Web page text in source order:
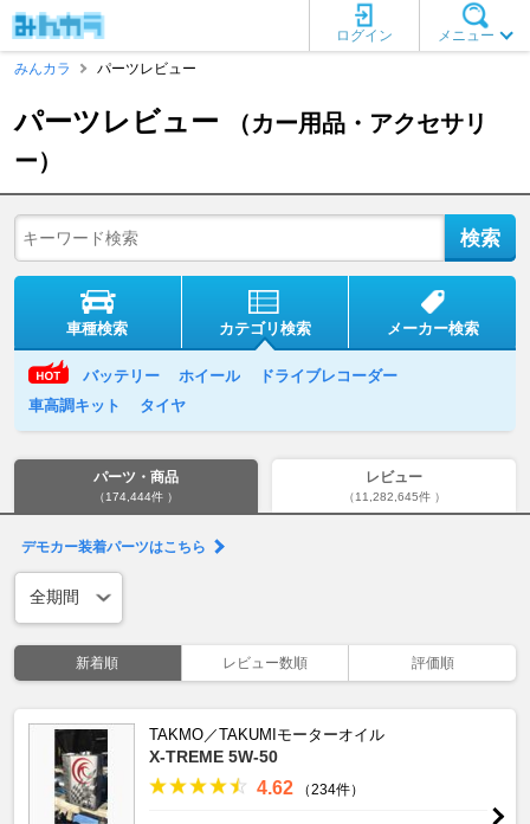
メニュー
ログイン
みんカラ
パーツレビュー
パーツレビュー
（カー用品・アクセサリ
ー）
車種検索 カテゴリ検索 メーカー検索
バッテリー ホイール
ドライブレコーダー
車高調キット
タイヤ
パーツ・商品
（174,444件 ）
レビュー
（11,282,645件 ）
デモカー装着パーツはこちら
新着順 レビュー数順 評価順
TAKMO／TAKUMIモーターオイル
X-TREME 5W-50
4.62 （234件）